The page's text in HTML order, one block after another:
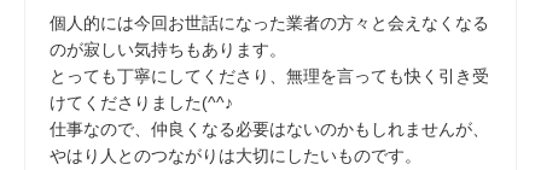
個人的には今回お世話になった業者の方々と会えなくなる
のが寂しい気持ちもあります。
とっても丁寧にしてくださり、無理を言っても快く引き受
けてくださりました(^^♪
仕事なので、仲良くなる必要はないのかもしれませんが、
やはり人とのつながりは大切にしたいものです。